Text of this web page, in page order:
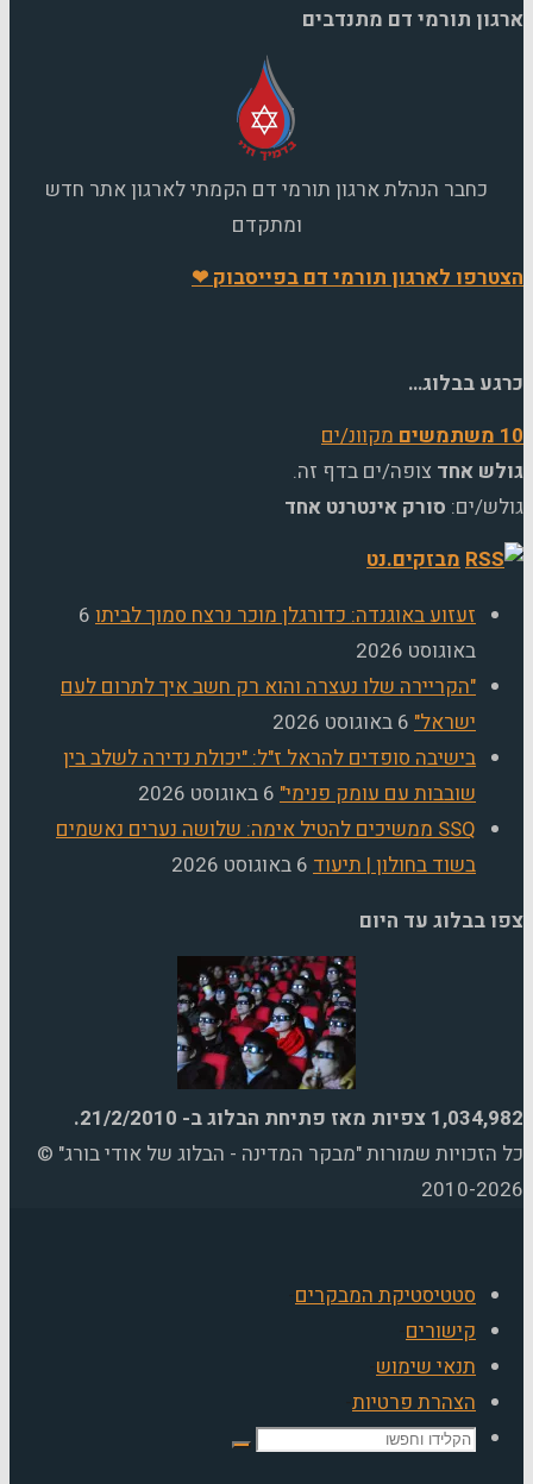
תורמי דם מתנדבים
כחבר הנהלת ארגון תורמי דם הקמתי לארגון אתר חדש
ומתקדם
לארגון תורמי דם בפייסבוק ❤
בבלוג…
מקוונ/ים
אחדצופה/ים בדף זה.
ים:סורק אינטרנט אחד
מבזקים.נט
זעזוע באוגנדה: כדורגלן מוכר נרצח סמוך לביתו6
באוגוסט 2026
"הקריירה שלו נעצרה והוא רק חשב איך לתרום לעם
ישראל"6 באוגוסט 2026
בישיבה סופדים להראל ז"ל: "יכולת נדירה לשלב בין
שובבות עם עומק פנימי"6 באוגוסט 2026
SSQ ממשיכים להטיל אימה: שלושה נערים נאשמים
בשוד בחולון | תיעוד6 באוגוסט 2026
בבלוג עד היום
צפיות מאז פתיחת הבלוג ב- 21/2/2010.
שמורות "מבקר המדינה - הבלוג של אודי בורג" ©
2010-
סטטיסטיקת המבקרים-
קישורים-
תנאי שימוש-
הצהרת פרטיות-
חפש